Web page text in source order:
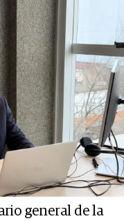
general de la